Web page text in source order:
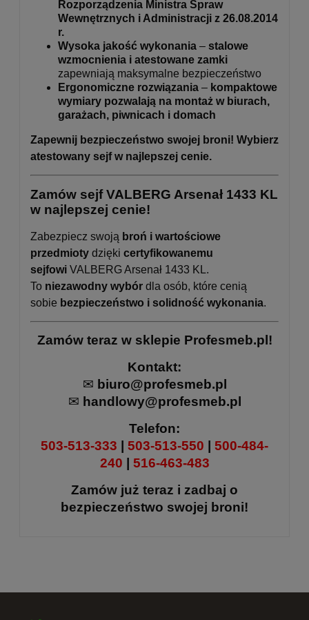
Rozporządzenia Ministra Spraw
Wewnętrznych i Administracji z 26.08.2014
r.
Wysoka jakość wykonania – stalowe
wzmocnienia i atestowane zamki
zapewniają maksymalne bezpieczeństwo
Ergonomiczne rozwiązania – kompaktowe
wymiary pozwalają na montaż w biurach,
garażach, piwnicach i domach
Zapewnij bezpieczeństwo swojej broni! Wybierz
atestowany sejf w najlepszej cenie.
Zamów sejf VALBERG Arsenał 1433 KL
w najlepszej cenie!
Zabezpiecz swoją broń i wartościowe
przedmioty dzięki certyfikowanemu
sejfowi VALBERG Arsenał 1433 KL.
To niezawodny wybór dla osób, które cenią
sobie bezpieczeństwo i solidność wykonania.
Zamów teraz w sklepie Profesmeb.pl!
Kontakt:
✉ biuro@profesmeb.pl
✉ handlowy@profesmeb.pl
Telefon:
503-513-333
503-513-550
500-484-
240
516-463-483
Zamów już teraz i zadbaj o
bezpieczeństwo swojej broni!